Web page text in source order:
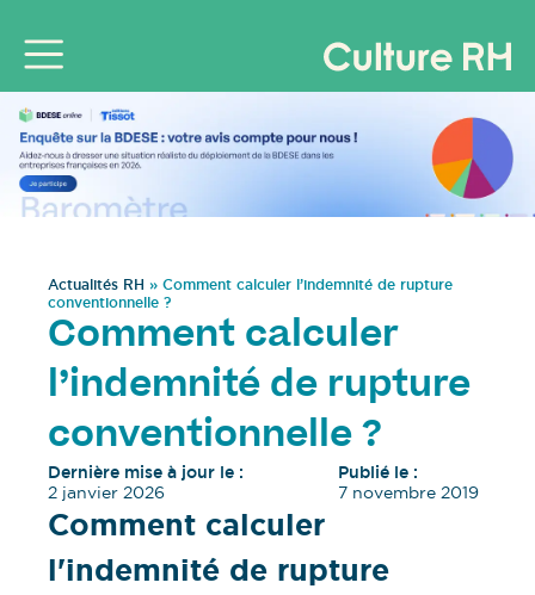
Actualités RH » Comment calculer l’indemnité de rupture
conventionnelle ?
Comment calculer
l’indemnité de rupture
conventionnelle ?
Dernière mise à jour le :
2 janvier 2026
Publié le :
7 novembre 2019
Comment calculer
l'indemnité de rupture